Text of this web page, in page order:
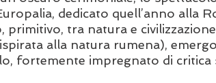
dedicato quell’anno alla
primitivo, tra natura e
alla natura rumena),
fortemente impregnato di critica